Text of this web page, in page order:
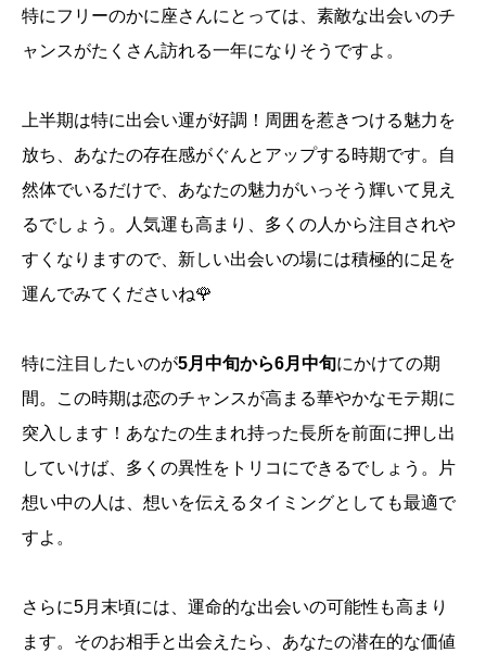
特にフリーのかに座さんにとっては、素敵な出会いのチ
ャンスがたくさん訪れる一年になりそうですよ。
上半期は特に出会い運が好調！周囲を惹きつける魅力を
放ち、あなたの存在感がぐんとアップする時期です。自
然体でいるだけで、あなたの魅力がいっそう輝いて見え
るでしょう。人気運も高まり、多くの人から注目されや
すくなりますので、新しい出会いの場には積極的に足を
運んでみてくださいね🌹
特に注目したいのが5月中旬から6月中旬にかけての期
間。この時期は恋のチャンスが高まる華やかなモテ期に
突入します！あなたの生まれ持った長所を前面に押し出
していけば、多くの異性をトリコにできるでしょう。片
想い中の人は、想いを伝えるタイミングとしても最適で
すよ。
さらに5月末頃には、運命的な出会いの可能性も高まり
ます。そのお相手と出会えたら、あなたの潜在的な価値